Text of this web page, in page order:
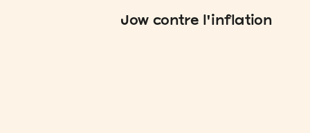
Jow contre l'inflation